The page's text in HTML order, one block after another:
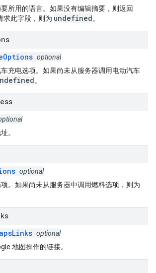
所用的语言。如果没有编辑摘要，则返回
求此字段，则为 undefined。
optional
充电选项。如果尚未从服务器调用电动汽车
。
。
optional
。如果尚未从服务器中调用燃料选项，则为
optional
地图操作的链接。